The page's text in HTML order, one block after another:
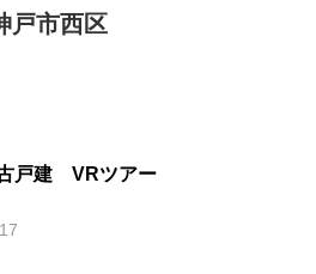
戸市西区
戸建 VRツアー